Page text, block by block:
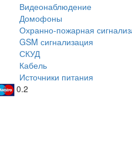
Видеонаблюдение
Домофоны
Охранно-пожарная
GSM сигнализация
СКУД
Кабель
Источники питания
0.2